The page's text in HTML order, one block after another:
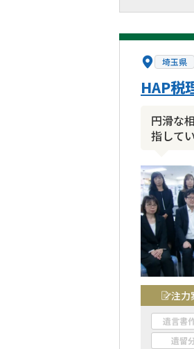
埼玉県
円滑な
指して
HAP税
注力
遺言書
遺留